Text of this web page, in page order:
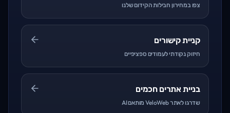
צפו במחירון חבילות הקידום שלנו
קניית קישורים
חיזוק נקודתי לעמודים ספציפיים
בניית אתרים חכמים
שדרגו לאתר VeloWeb מותאם AI